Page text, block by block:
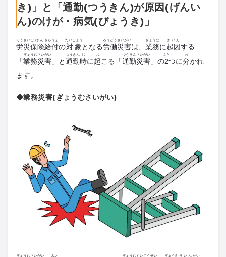
き)」と「通勤(つうきん)が原因(げんい
ん)のけが・病気(びょうき)」
労災
ろうさい
保険
ほけん
給付
きゅうふ
の対象
たいしょう
となる労働災害
ろうどうさいがい
は、 業務
ぎょうむ
に起因
きいん
する
「業務
ぎょうむ
災害
さいがい
」と通勤
つうきん
時
じ
に起
お
こる「通勤
つうきん
災害
さいがい
」の2
ふた
つに分
わ
かれ
ます。
◆業務災害(ぎょうむさいがい)
ぎょうむさいがい みと ぎょうむすいこう せい ぎょうむ きいん せい